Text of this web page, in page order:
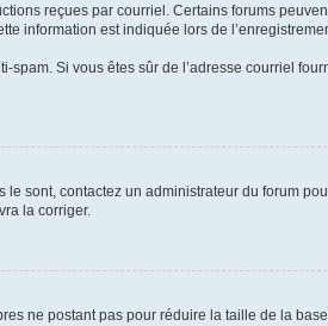
reçues par courriel. Certains forums
information est indiquée lors de
Si vous êtes sûr de l’adresse courriel
sont, contactez un administrateur du forum
la corriger.
ne postant pas pour réduire la taille de la